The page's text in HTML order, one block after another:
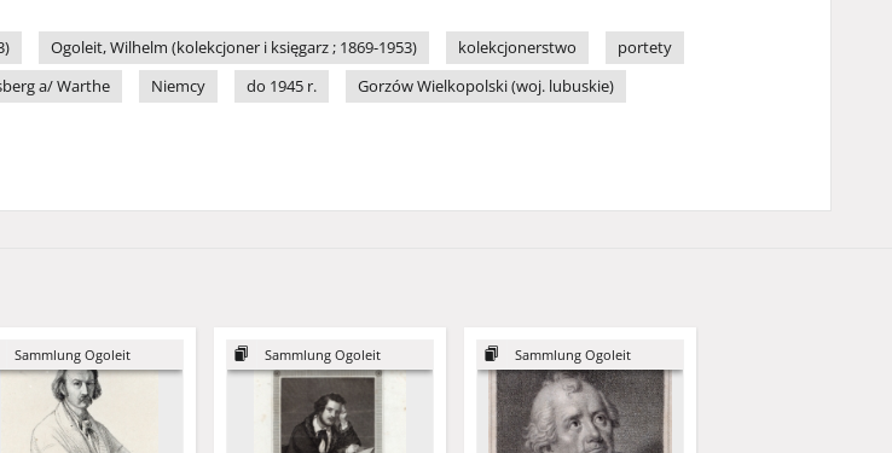
Ogoleit, Wilhelm (kolekcjoner i księgarz ; 1869-1953) kolekcjonerstwo
portety
a/ Warthe Niemcy do 1945 r. Gorzów Wielkopolski (woj. lubuskie)
Sammlung Ogoleit Sammlung Ogoleit Sammlung Ogoleit